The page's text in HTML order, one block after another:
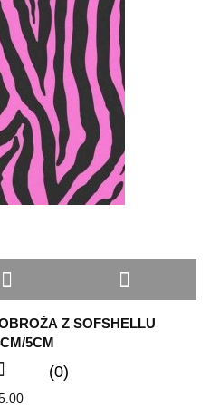
Z SOFSHELLU
5CM
(0)